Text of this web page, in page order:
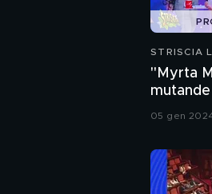
STRISCIA
"Myrta
Sarà
05 gen